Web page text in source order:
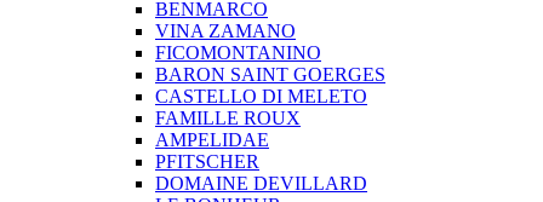
BENMARCO
VINA ZAMANO
FICOMONTANINO
BARON SAINT GOERGES
CASTELLO DI MELETO
FAMILLE ROUX
AMPELIDAE
PFITSCHER
DOMAINE DEVILLARD